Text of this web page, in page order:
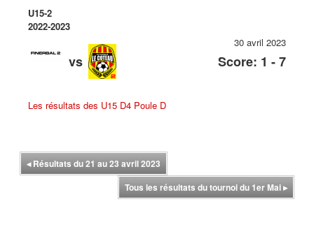
U15-2
2022-2023
vs
30 avril 2023
Score: 1 - 7
Les résultats des U15 D4 Poule D
◂Résultats du 21 au 23 avril 2023
Tous les résultats du tournoi du 1er Mai▸